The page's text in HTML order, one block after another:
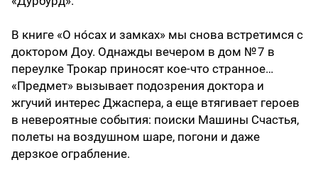
В книге «О но́сах и замках» мы снова встретимся с
доктором Доу. Однажды вечером в дом № 7 в
переулке Трокар приносят кое-что странное…
«Предмет» вызывает подозрения доктора и
жгучий интерес Джаспера, а еще втягивает героев
в невероятные события: поиски Машины Счастья,
полеты на воздушном шаре, погони и даже
дерзкое ограбление.